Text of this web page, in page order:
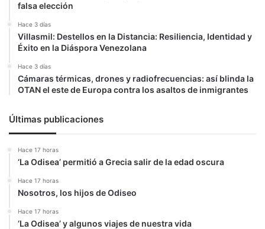
falsa elección
Hace 3 días
Villasmil: Destellos en la Distancia: Resiliencia, Identidad y
Éxito en la Diáspora Venezolana
Hace 3 días
Cámaras térmicas, drones y radiofrecuencias: así blinda la
OTAN el este de Europa contra los asaltos de inmigrantes
Últimas publicaciones
Hace 17 horas
‘La Odisea’ permitió a Grecia salir de la edad oscura
Hace 17 horas
Nosotros, los hijos de Odiseo
Hace 17 horas
‘La Odisea’ y algunos viajes de nuestra vida